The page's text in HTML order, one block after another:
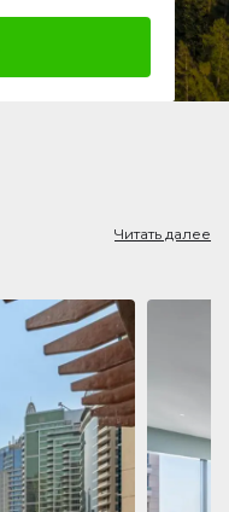
Читать далее